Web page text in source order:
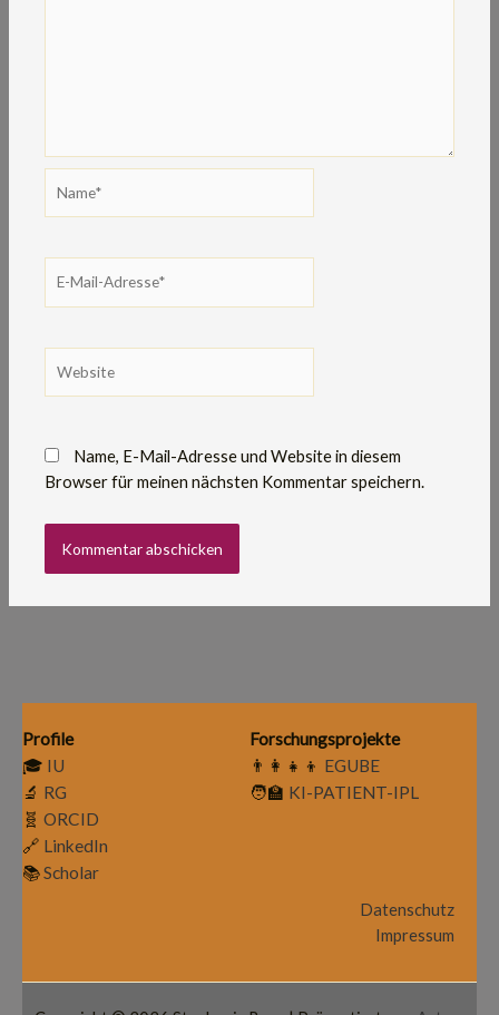
Mail-
Name, E-Mail-Adresse und Website in diesem
Browser für meinen nächsten Kommentar speichern.
Profile
🎓 IU
🔬 RG
🧬 ORCID
🔗 LinkedIn
📚Scholar
Forschungsprojekte
👨‍👩‍👧‍👦 EGUBE
🧑‍🏫 KI-PATIENT-IPL
Datenschutz
Impressum